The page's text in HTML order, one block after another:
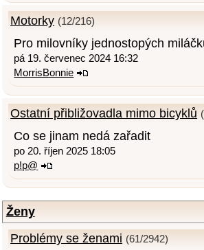
Motorky (12/216)
Pro milovníky jednostopých
pá 19. červenec 2024 16:32
MorrisBonnie
Ostatní přibližovadla mimo bicyklů
Co se jinam nedá zařadit
po 20. říjen 2025 18:05
p!p@
Ženy
Problémy se ženami (61/2942)